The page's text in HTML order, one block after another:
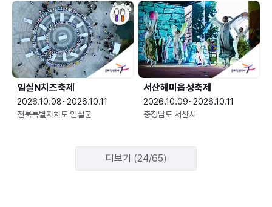
임실N치즈축제
2026.10.08~2026.10.11
전북특별자치도 임실군
서산해미읍성축제
2026.10.09~2026.10.11
충청남도 서산시
더보기 (24/65)